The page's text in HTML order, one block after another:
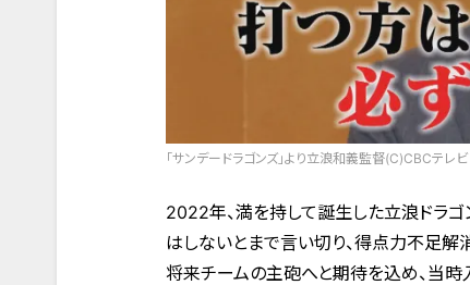
「サンデードラゴンズ」より立浪和義監督(C)CBCテレビ
2022年、満を持して誕生した立浪ドラ
はしないとまで言い切り、得点力不足
将来チームの主砲へと期待を込め、当